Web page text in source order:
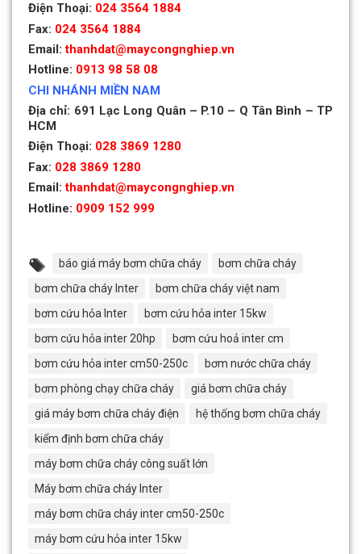
Điện Thoại: 024 3564 1884
Fax: 024 3564 1884
Email:thanhdat@maycongnghiep.vn
Hotline: 0913 98 58 08
CHI NHÁNH MIỀN NAM
Địa chỉ: 691 Lạc Long Quân – P.10 – Q Tân Bình – TP
HCM
Điện Thoại: 028 3869 1280
Fax: 028 3869 1280
Email:thanhdat@maycongnghiep.vn
Hotline: 0909 152 999
báo giá máy bơm chữa cháy
bơm chữa cháy
bơm chữa cháy Inter
bơm chữa cháy việt nam
bơm cứu hỏa Inter
bơm cứu hỏa inter 15kw
bơm cứu hỏa inter 20hp
bơm cứu hoả inter cm
bơm cứu hỏa inter cm50-250c
bơm nước chữa cháy
bơm phòng chạy chữa cháy
giá bơm chữa cháy
giá máy bơm chữa cháy điện
hệ thống bơm chữa cháy
kiểm định bơm chữa cháy
máy bơm chữa cháy công suất lớn
Máy bơm chữa cháy Inter
máy bơm chữa cháy inter cm50-250c
máy bơm cứu hỏa inter 15kw